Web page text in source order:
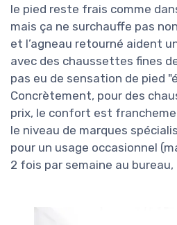
le pied reste frais comme
mais ça ne surchauffe pas
et l’agneau retourné aident
avec des chaussettes fines
pas eu de sensation de pied
Concrètement, pour des
prix, le confort est
le niveau de marques
pour un usage occasionnel
2 fois par semaine au